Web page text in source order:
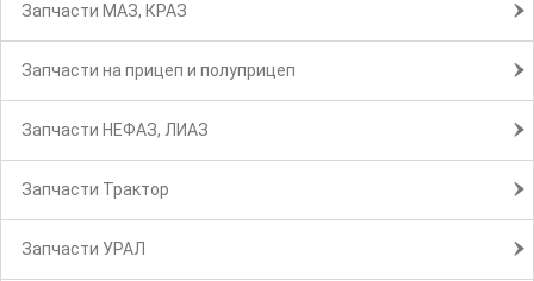
Запчасти МАЗ, КРАЗ
Запчасти на прицеп и полуприцеп
Запчасти НЕФАЗ, ЛИАЗ
Запчасти Трактор
Запчасти УРАЛ